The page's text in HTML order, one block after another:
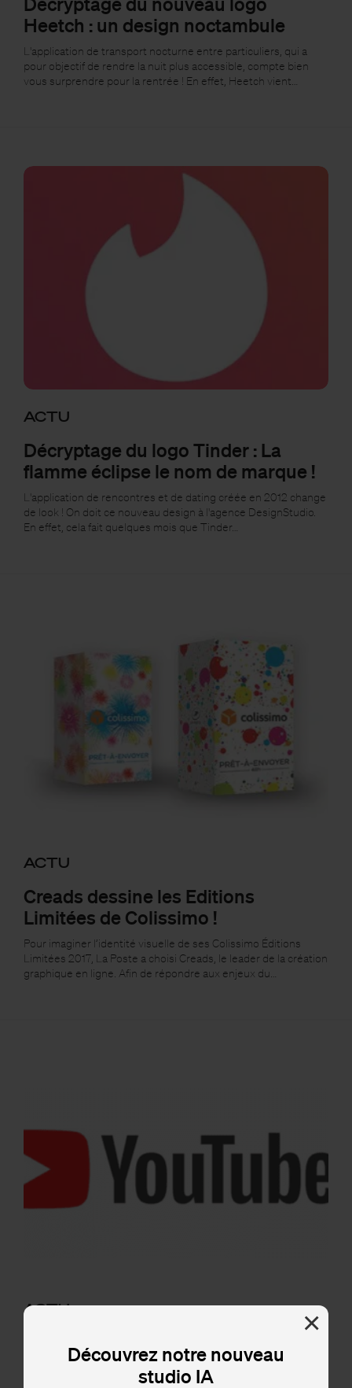
Découvrez notre nouveau
studio IA
×
Heetch : un design noctambule
L'application de transport nocturne entre particuliers, qui a
pour objectif de rendre la nuit plus accessible, compte bien
vous surprendre pour la rentrée ! En effet, Heetch vient…
ACTU
Décryptage du logo Tinder : La
flamme éclipse le nom de marque !
L'application de rencontres et de dating créée en 2012 change
de look ! On doit ce nouveau design à l'agence DesignStudio.
En effet, cela fait quelques mois que Tinder…
ACTU
Creads dessine les Editions
Limitées de Colissimo !
Pour imaginer l’identité visuelle de ses Colissimo Éditions
Limitées 2017, La Poste a choisi Creads, le leader de la création
graphique en ligne. Afin de répondre aux enjeux du…
ACTU
YouTube : un design plus épuré et